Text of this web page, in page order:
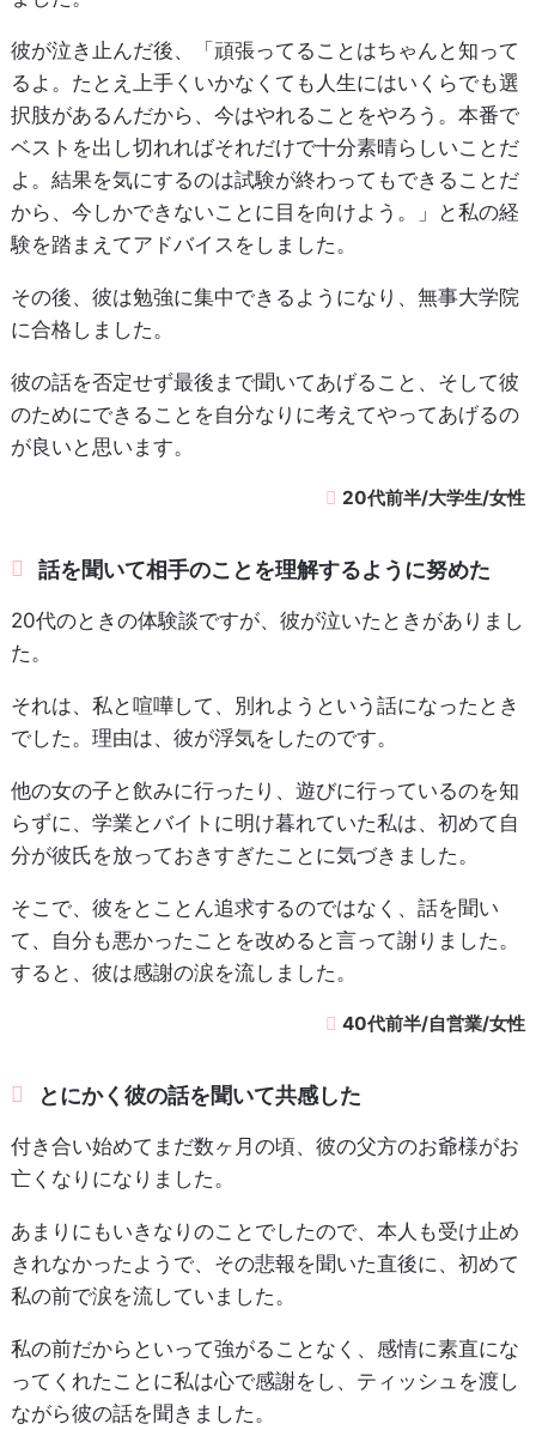
彼が泣き止んだ後、「頑張ってることはちゃんと知って
るよ。たとえ上手くいかなくても人生にはいくらでも選
択肢があるんだから、今はやれることをやろう。本番で
ベストを出し切れればそれだけで十分素晴らしいことだ
よ。結果を気にするのは試験が終わってもできることだ
から、今しかできないことに目を向けよう。」と私の経
験を踏まえてアドバイスをしました。
その後、彼は勉強に集中できるようになり、無事大学院
に合格しました。
彼の話を否定せず最後まで聞いてあげること、そして彼
のためにできることを自分なりに考えてやってあげるの
が良いと思います。
20代前半/大学生/女性
話を聞いて相手のことを理解するように努めた
20代のときの体験談ですが、彼が泣いたときがありまし
た。
それは、私と喧嘩して、別れようという話になったとき
でした。理由は、彼が浮気をしたのです。
他の女の子と飲みに行ったり、遊びに行っているのを知
らずに、学業とバイトに明け暮れていた私は、初めて自
分が彼氏を放っておきすぎたことに気づきました。
そこで、彼をとことん追求するのではなく、話を聞い
て、自分も悪かったことを改めると言って謝りました。
すると、彼は感謝の涙を流しました。
40代前半/自営業/女性
とにかく彼の話を聞いて共感した
付き合い始めてまだ数ヶ月の頃、彼の父方のお爺様がお
亡くなりになりました。
あまりにもいきなりのことでしたので、本人も受け止め
きれなかったようで、その悲報を聞いた直後に、初めて
私の前で涙を流していました。
私の前だからといって強がることなく、感情に素直にな
ってくれたことに私は心で感謝をし、ティッシュを渡し
ながら彼の話を聞きました。